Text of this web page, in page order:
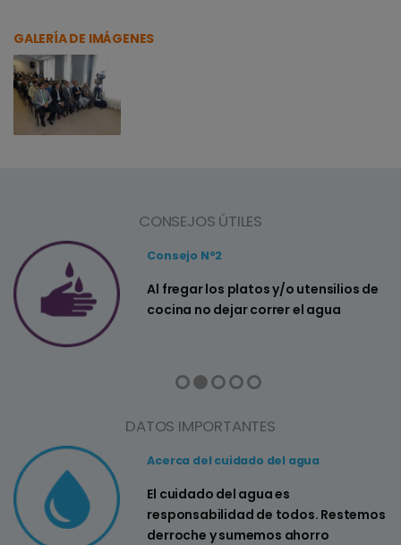
GALERÍA DE IMÁGENES
CONSEJOS ÚTILES
Consejo Nº2
Al fregar los platos y/o utensilios de
cocina no dejar correr el agua
DATOS IMPORTANTES
Acerca del cuidado del agua
El cuidado del agua es
responsabilidad de todos. Restemos
derroche y sumemos ahorro